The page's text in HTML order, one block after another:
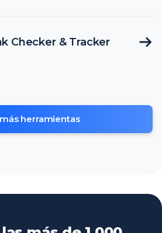
Checker & Tracker
herramientas